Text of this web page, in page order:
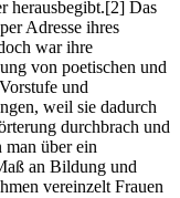
herausbegibt.[2] Das
Adresse ihres
war ihre
von poetischen und
und
weil sie dadurch
durchbrach und
über ein
an Bildung und
vereinzelt Frauen